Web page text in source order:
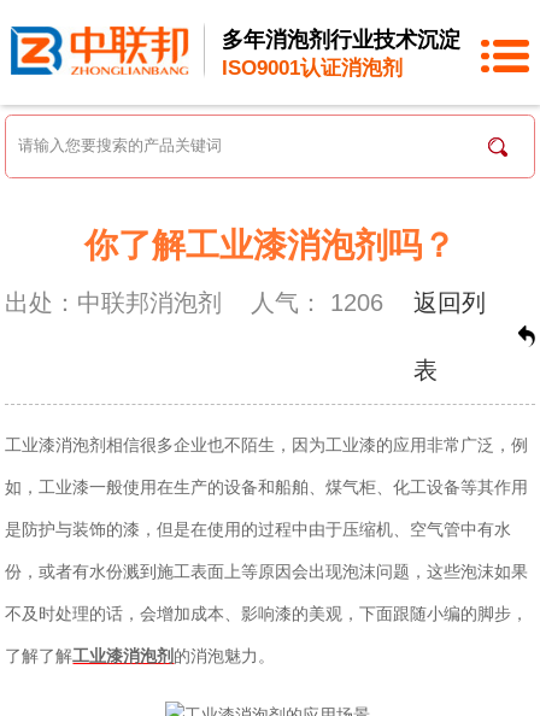
多年消泡剂行业技术沉淀
ISO9001认证消泡剂
你了解工业漆消泡剂吗？
出处：中联邦消泡剂 人气： 1206 返回列
表
工业漆消泡剂相信很多企业也不陌生，因为工业漆的应用非常广泛，例
如，工业漆一般使用在生产的设备和船舶、煤气柜、化工设备等其作用
是防护与装饰的漆，但是在使用的过程中由于压缩机、空气管中有水
份，或者有水份溅到施工表面上等原因会出现泡沫问题，这些泡沫如果
不及时处理的话，会增加成本、影响漆的美观，下面跟随小编的脚步，
了解了解工业漆消泡剂 的消泡魅力。